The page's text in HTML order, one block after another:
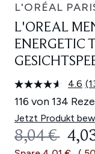
L'ORÉAL
L'OREAL
ENERGETIC
4.6
auf
116 von 134
Jetzt Produkt
8,04 €